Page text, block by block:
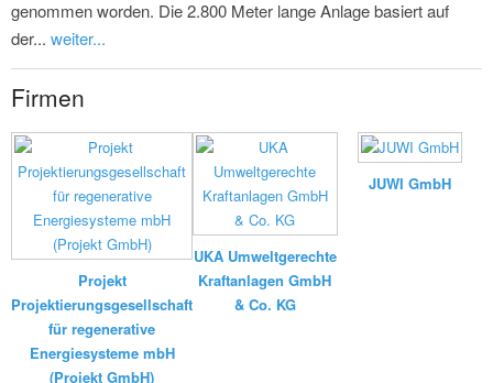
genommen worden. Die 2.800 Meter lange Anlage basiert auf
der... weiter...
Firmen
Projekt
Projektierungsgesellschaft
für regenerative
Energiesysteme mbH
(Projekt GmbH)
UKA Umweltgerechte
Kraftanlagen GmbH
& Co. KG
JUWI GmbH